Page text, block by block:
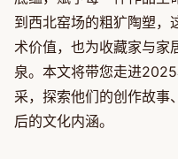
到西北窑场的粗犷陶塑，
术价值，也为收藏家与家
泉。本文将带您走进
采，探索他们的创作故事
后的文化内涵。